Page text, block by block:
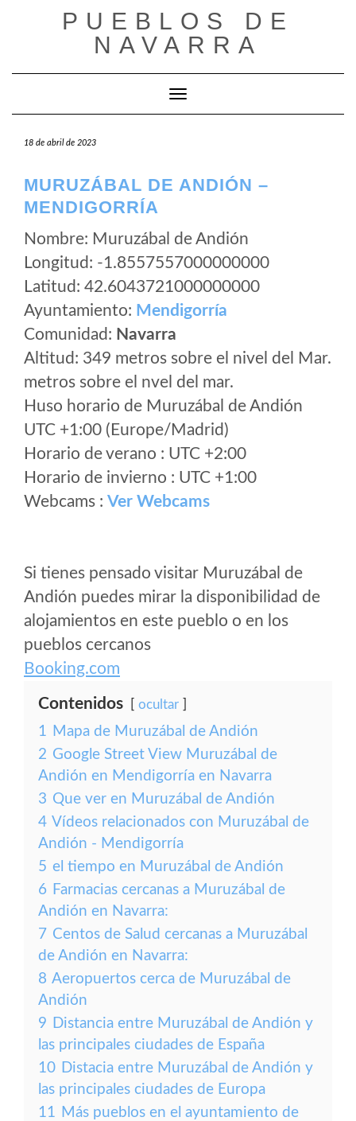
PUEBLOS DE
NAVARRA
Cambiar modo de navegación
18 de abril de 2023
MURUZÁBAL DE ANDIÓN –
MENDIGORRÍA
Nombre: Muruzábal de Andión
Longitud: -1.8557557000000000
Latitud: 42.6043721000000000
Ayuntamiento: Mendigorría
Comunidad: Navarra
Altitud: 349 metros sobre el nivel del Mar.
metros sobre el nvel del mar.
Huso horario de Muruzábal de Andión
UTC +1:00 (Europe/Madrid)
Horario de verano : UTC +2:00
Horario de invierno : UTC +1:00
Webcams : Ver Webcams
Si tienes pensado visitar Muruzábal de
Andión puedes mirar la disponibilidad de
alojamientos en este pueblo o en los
pueblos cercanos
Booking.com
Contenidos ocultar
1 Mapa de Muruzábal de Andión
2 Google Street View Muruzábal de
Andión en Mendigorría en Navarra
3 Que ver en Muruzábal de Andión
4 Vídeos relacionados con Muruzábal de
Andión - Mendigorría
5 el tiempo en Muruzábal de Andión
6 Farmacias cercanas a Muruzábal de
Andión en Navarra:
7 Centos de Salud cercanas a Muruzábal
de Andión en Navarra:
8 Aeropuertos cerca de Muruzábal de
Andión
9 Distancia entre Muruzábal de Andión y
las principales ciudades de España
10 Distacia entre Muruzábal de Andión y
las principales ciudades de Europa
11 Más pueblos en el ayuntamiento de